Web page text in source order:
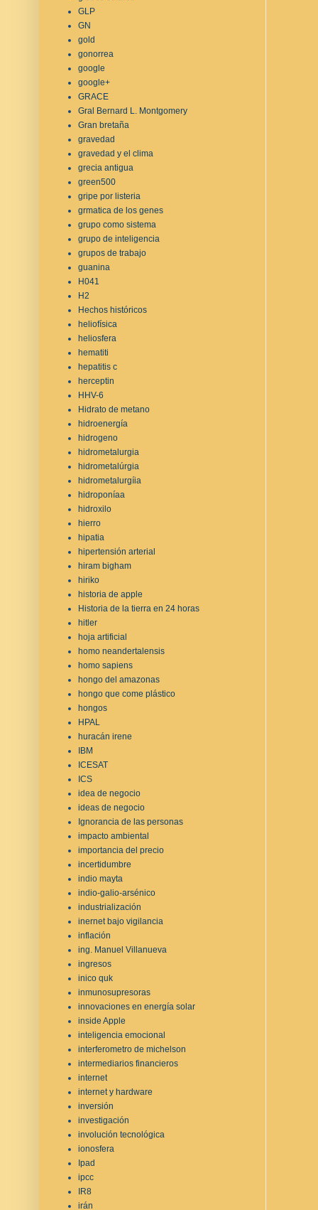
GLP
GN
gold
gonorrea
google
google+
GRACE
Gral Bernard L. Montgomery
Gran bretaña
gravedad
gravedad y el clima
grecia antigua
green500
gripe por listeria
grmatica de los genes
grupo como sistema
grupo de inteligencia
grupos de trabajo
guanina
H041
H2
Hechos históricos
heliofísica
heliosfera
hematiti
hepatitis c
herceptin
HHV-6
Hidrato de metano
hidroenergía
hidrogeno
hidrometalurgia
hidrometalúrgia
hidrometalurgíia
hidroponíaa
hidroxilo
hierro
hipatia
hipertensión arterial
hiram bigham
hiriko
historia de apple
Historia de la tierra en 24 horas
hitler
hoja artificial
homo neandertalensis
homo sapiens
hongo del amazonas
hongo que come plástico
hongos
HPAL
huracán irene
IBM
ICESAT
ICS
idea de negocio
ideas de negocio
Ignorancia de las personas
impacto ambiental
importancia del precio
incertidumbre
indio mayta
indio-galio-arsénico
industrialización
inernet bajo vigilancia
inflación
ing. Manuel Villanueva
ingresos
inico quk
inmunosupresoras
innovaciones en energía solar
inside Apple
inteligencia emocional
interferometro de michelson
intermediarios financieros
internet
internet y hardware
inversión
investigación
involución tecnológica
ionosfera
Ipad
ipcc
IR8
irán